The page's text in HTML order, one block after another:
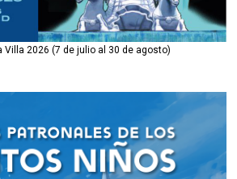
Villa 2026 (7 de julio al 30 de agosto)